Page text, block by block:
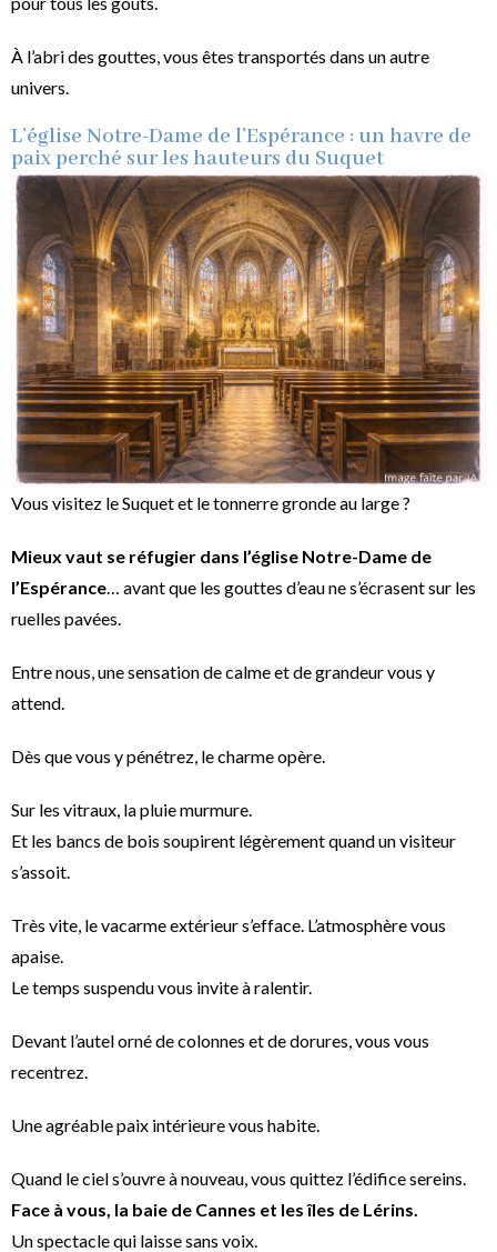
À l’abri des gouttes, vous êtes transportés dans un autre
univers.
L’église Notre-Dame de l’Espérance : un havre de
paix perché sur les hauteurs du Suquet
Vous visitez le Suquet et le tonnerre gronde au large ?
Mieux vaut se réfugier dans l’église Notre-Dame de
l’Espérance … avant que les gouttes d’eau ne s’écrasent sur les
ruelles pavées.
Entre nous, une sensation de calme et de grandeur vous y
attend.
Dès que vous y pénétrez, le charme opère.
Sur les vitraux, la pluie murmure.
Et les bancs de bois soupirent légèrement quand un visiteur
s’assoit.
Très vite, le vacarme extérieur s’efface. L’atmosphère vous
apaise.
Le temps suspendu vous invite à ralentir.
Devant l’autel orné de colonnes et de dorures, vous vous
recentrez.
Une agréable paix intérieure vous habite.
Quand le ciel s’ouvre à nouveau, vous quittez l’édifice sereins.
Face à vous, la baie de Cannes et les îles de Lérins.
Un spectacle qui laisse sans voix.